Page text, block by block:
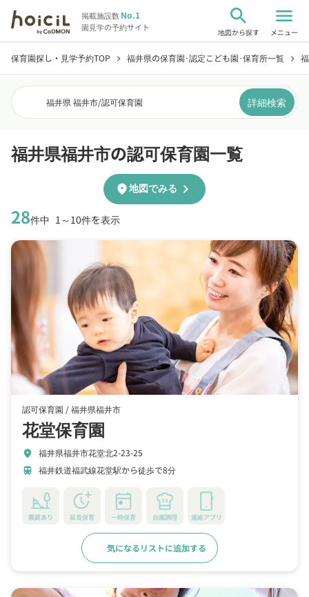
掲載施設数No.1
園見学の予約サイト
search
地図から探す
menu
メニュー
保育園探し・見学予約TOP chevron_right 福井県の保育園･認定こども園･保育所一覧 chevron_right
福井県 福井市/認可保育園 詳細検索
福井県福井市の認可保育園一覧
28件中 1～10件を表示
location_on地図でみる chevron_right
認可保育園 /福井県福井市
花堂保育園
location_on 福井県福井市花堂北2-23-25
train 福井鉄道福武線花堂駅から徒歩で8分
園庭あり 延長保育 一時保育 自園調理 連絡アプリ
気になるリストに追加する